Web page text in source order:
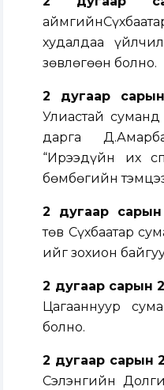
худалдаа
зөвлөгөөн болно.
2 дугаар
Улиастай
дарга
“Ирээдүйн их
бөмбөгийн
2 дугаар сарын
төв Сүхбаатар
ийг зохион
2 дугаар сарын
Цагааннуур
болно.
2 дугаар сарын
Сэлэнгийн